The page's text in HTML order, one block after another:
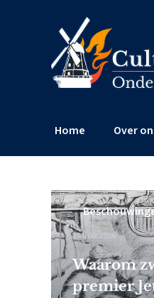
Home Over
15 mei 2026
Waarom
premier
4 februari 2026